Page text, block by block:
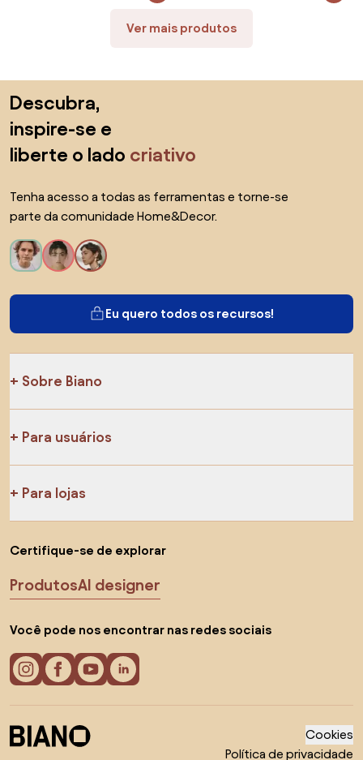
Ver mais produtos
Descubra,
inspire-se e
liberte o lado criativo
Tenha acesso a todas as ferramentas e torne-se
parte da comunidade Home&Decor.
Eu quero todos os recursos!
Sobre Biano
Para usuários
Para lojas
Certifique-se de explorar
ProdutosAI designer
Você pode nos encontrar nas redes sociais
Cookies
Política de privacidade